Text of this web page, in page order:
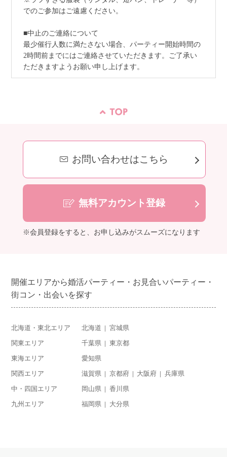
でのご参加はご遠慮ください。
■中止のご連絡について
最少催行人数に満たさない場合、パーティー開始時間の
2時間前までにはご連絡させていただきます。ご了承い
ただきますようお願い申し上げます。
お問い合わせはこちら
無料アカウント登録
※会員登録をすると、お申し込みがスムーズになります
開催エリアから婚活パーティー・お見合いパーティー・
街コン・出会いを探す
北海道・東北エリア 北海道 宮城県
関東エリア 千葉県 東京都
東海エリア 愛知県
関西エリア 滋賀県 京都府 大阪府 兵庫県
中・四国エリア 岡山県 香川県
九州エリア 福岡県 大分県